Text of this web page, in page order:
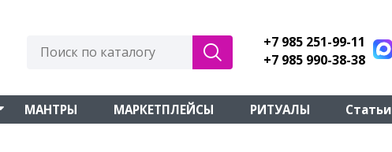
+7 985 251-99-11
+7 985 990-38-38
МАНТРЫ МАРКЕТПЛЕЙСЫ РИТУАЛЫ Статьи